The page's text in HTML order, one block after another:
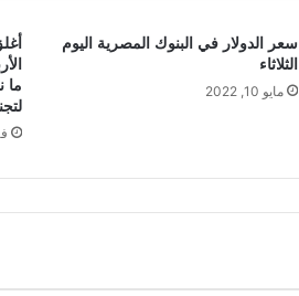
سعر الدولار في البنوك المصرية اليوم
الثلاثاء
مايو 10, 2022
ما